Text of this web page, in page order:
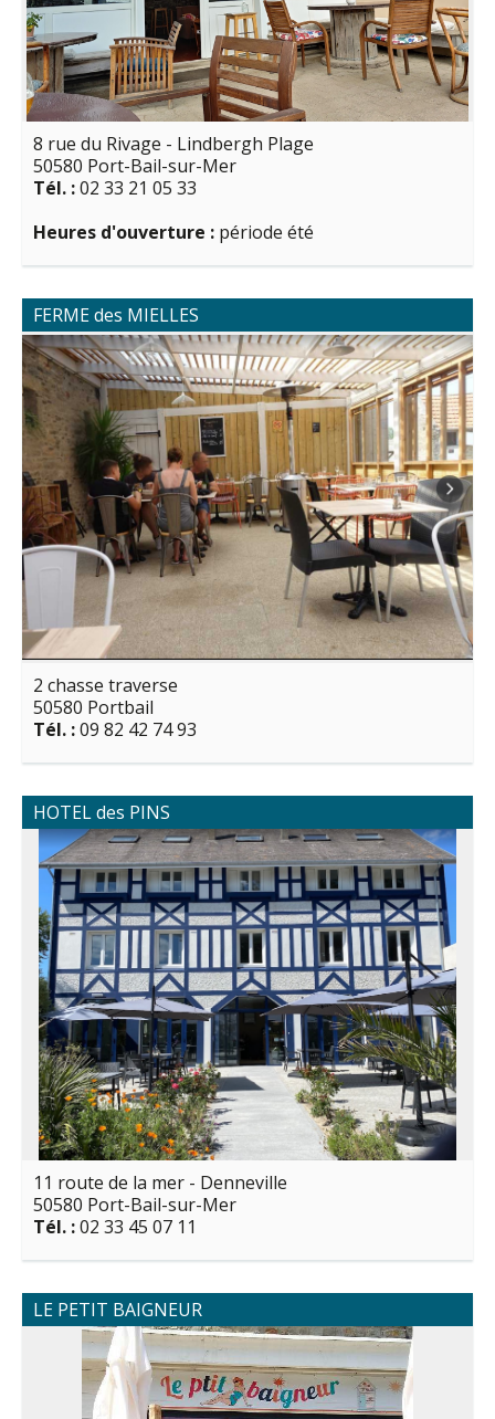
8 rue du Rivage - Lindbergh Plage
50580 Port-Bail-sur-Mer
Tél. :02 33 21 05 33
Heures d'ouverture : période été
FERME des MIELLES
2 chasse traverse
50580 Portbail
Tél. :09 82 42 74 93
HOTEL des PINS
11 route de la mer - Denneville
50580 Port-Bail-sur-Mer
Tél. :02 33 45 07 11
LE PETIT BAIGNEUR